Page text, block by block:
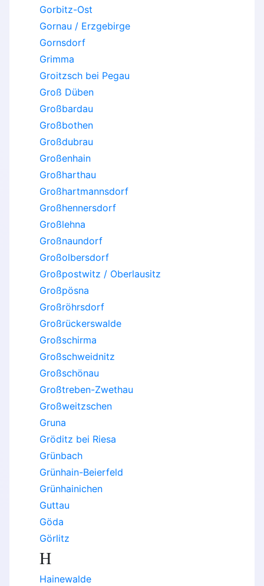
Gorbitz-Ost
Gornau / Erzgebirge
Gornsdorf
Grimma
Groitzsch bei Pegau
Groß Düben
Großbardau
Großbothen
Großdubrau
Großenhain
Großharthau
Großhartmannsdorf
Großhennersdorf
Großlehna
Großnaundorf
Großolbersdorf
Großpostwitz / Oberlausitz
Großpösna
Großröhrsdorf
Großrückerswalde
Großschirma
Großschweidnitz
Großschönau
Großtreben-Zwethau
Großweitzschen
Gruna
Gröditz bei Riesa
Grünbach
Grünhain-Beierfeld
Grünhainichen
Guttau
Göda
Görlitz
H
Hainewalde